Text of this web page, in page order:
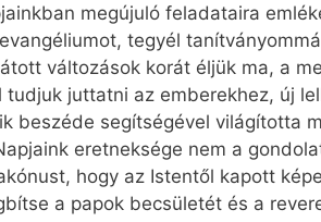
megújuló feladataira
tegyél
változások korát éljük ma, a
juttatni az emberekhez, új
beszéde segítségével világította
eretneksége nem a
hogy az Istentől kapott
a papok becsületét és a